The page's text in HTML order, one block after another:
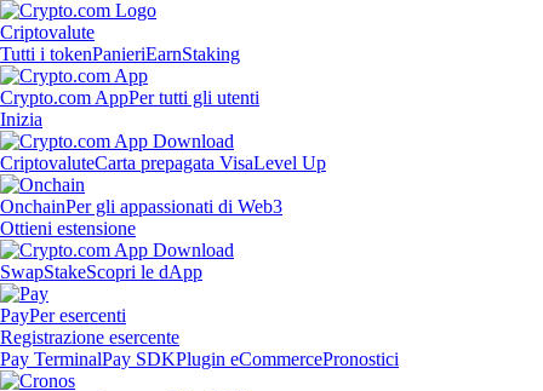
Criptovalute
Tutti i tokenPanieriEarnStaking
Crypto.com AppPer tutti gli utenti
Inizia
CriptovaluteCarta prepagata VisaLevel Up
OnchainPer gli appassionati di Web3
Ottieni estensione
SwapStakeScopri le dApp
PayPer esercenti
Registrazione esercente
Pay TerminalPay SDKPlugin eCommercePronostici